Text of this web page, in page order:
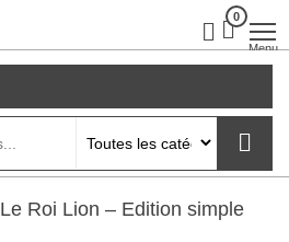
0
Menu
Le Roi Lion – Edition simple